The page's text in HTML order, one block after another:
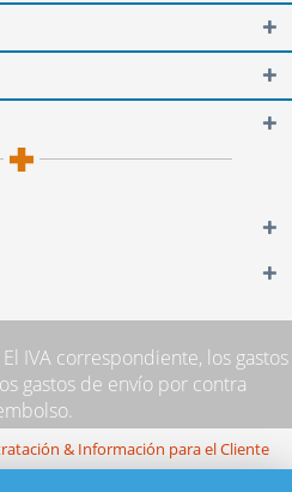
IVA correspondiente, los gastos
gastos de envío por contra
& Información para el Cliente